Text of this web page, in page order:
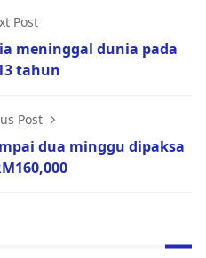
Post
meninggal dunia pada
tahun
Post
dua minggu dipaksa